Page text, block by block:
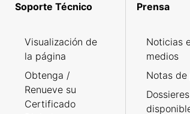
Soporte Técnico
Visualización de
la página
Obtenga /
Renueve su
Certificado
Prensa
Noticias
medios
Notas de
Dossieres